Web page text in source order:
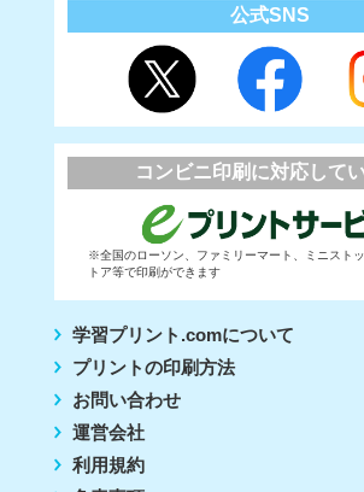
公式SNS
コンビニ印刷に対応して
※全国のローソン、ファミリーマート、ミニスト
トア等で印刷ができます
学習プリント.comについて
プリントの印刷方法
お問い合わせ
運営会社
利用規約